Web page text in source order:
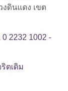
ดินแดง เขต
2232 1002 -
ตเดิม